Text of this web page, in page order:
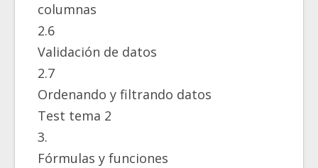
columnas
2.6
Validación de datos
2.7
Ordenando y filtrando datos
Test tema 2
3.
Fórmulas y funciones